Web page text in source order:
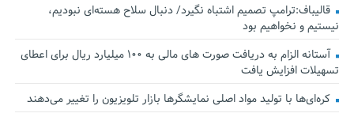
قالیباف:ترامپ تصمیم اشتباه نگیرد/ دنبال سلاح هسته‌ای نبودیم،
نیستیم و نخواهیم بود
آستانه الزام به دریافت صورت های مالی به ۱۰۰ میلیارد ریال برای اعطای
تسهیلات افزایش یافت
کره‌ای‌ها با تولید مواد اصلی نمایشگرها بازار تلویزیون را تغییر می‌دهند